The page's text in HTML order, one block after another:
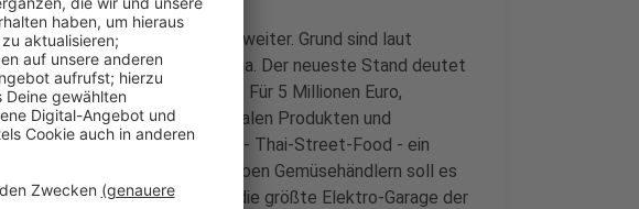
verzögert sich immer weiter. Grund sind laut
aufgrund Corona. Der neueste Stand deutet
2022 - nach Karneval. Für 5 Millionen Euro,
es dort einen Mix aus regionalen Produkten und
Fleischhändler, Spezialitäten - Thai-Street-Food - ein
abends eine Weinbar wird. Neben Gemüsehändlern soll es
am Kapuzinerplatz soll die größte Elektro-Garage der